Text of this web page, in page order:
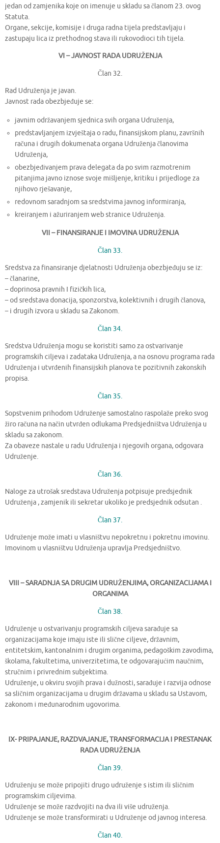
jedan od zamjenika koje on imenuje u skladu sa članom 23. ovog
Statuta.
Organe, sekcije, komisije i druga radna tijela predstavljaju i
zastupaju lica iz prethodnog stava ili rukovodioci tih tijela.
VI – JAVNOST RADA UDRUŽENJA
Član 32.
Rad Udruženja je javan.
Javnost rada obezbjeđuje se:
javnim održavanjem sjednica svih organa Udruženja,
predstavljanjem izvještaja o radu, finansijskom planu, završnih
računa i drugih dokumenata organa Udruženja članovima
Udruženja,
obezbjeđivanjem prava delegata da po svim razmotrenim
pitanjima javno iznose svoje mišljenje, kritiku i prijedloge za
njihovo rješavanje,
redovnom saradnjom sa sredstvima javnog informiranja,
kreiranjem i ažuriranjem web stranice Udruženja.
VII – FINANSIRANJE I IMOVINA UDRUŽENJA
Član 33.
Sredstva za finansiranje djelatnosti Udruženja obezbjeđuju se iz:
– članarine,
– doprinosa pravnih I fizičkih lica,
– od sredstava donacija, sponzorstva, kolektivnih i drugih članova,
– i drugih izvora u skladu sa Zakonom.
Član 34.
Sredstva Udruženja mogu se koristiti samo za ostvarivanje
programskih ciljeva i zadataka Udruženja, a na osnovu programa rada
Udruženja i utvrđenih finansijskih planova te pozitivnih zakonskih
propisa.
Član 35.
Sopstvenim prihodom Udruženje samostalno raspolaže preko svog
žiro računa na način utvrđen odlukama Predsjedništva Udruženja u
skladu sa zakonom.
Za obaveze nastale u radu Udruženja i njegovih organa, odgovara
Udruženje.
Član 36.
Naloge za utrošak sredstava Udruženja potpisuje predsjednik
Udruženja , zamjenik ili sekretar ukoliko je predsjednik odsutan .
Član 37.
Udruženje može imati u vlasništvu nepokretnu i pokretnu imovinu.
Imovinom u vlasništvu Udruženja upravlja Predsjedništvo.
VIII – SARADNJA SA DRUGIM UDRUŽENJIMA, ORGANIZACIJAMA I
ORGANIMA
Član 38.
Udruženje u ostvarivanju programskih ciljeva sarađuje sa
organizacijama koje imaju iste ili slične ciljeve, državnim,
entitetskim, kantonalnim i drugim organima, pedagoškim zavodima,
školama, fakultetima, univerzitetima, te odgovarajućim naučnim,
stručnim i privrednim subjektima.
Udruženje, u okviru svojih prava i dužnosti, sarađuje i razvija odnose
sa sličnim organizacijama u drugim državama u skladu sa Ustavom,
zakonom i međunarodnim ugovorima.
IX- PRIPAJANJE, RAZDVAJANJE, TRANSFORMACIJA I PRESTANAK
RADA UDRUŽENJA
Član 39.
Udruženju se može pripojiti drugo udruženje s istim ili sličnim
programskim ciljevima.
Udruženje se može razdvojiti na dva ili više udruženja.
Udruženje se može transformirati u Udruženje od javnog interesa.
Član 40.